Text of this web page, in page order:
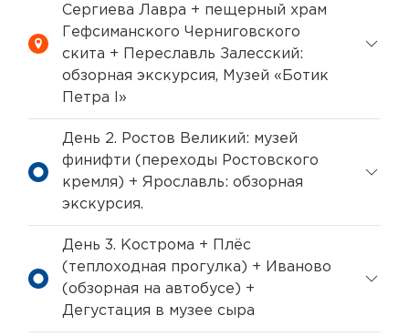
Сергиева Лавра + пещерный храм
Гефсиманского Черниговского
скита + Переславль Залесский:
обзорная экскурсия, Музей «Ботик
Петра I»
День 2. Ростов Великий: музей
финифти (переходы Ростовского
кремля) + Ярославль: обзорная
экскурсия.
День 3. Кострома + Плёс
(теплоходная прогулка) + Иваново
(обзорная на автобусе) +
Дегустация в музее сыра